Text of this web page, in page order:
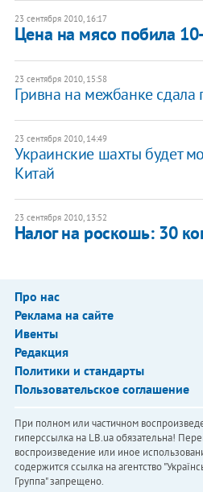
23 сентября 2010, 16:17
Цена на мясо побила
23 сентября 2010, 15:58
Гривна на межбанке сдала
23 сентября 2010, 14:49
Украинские шахты будет
Китай
23 сентября 2010, 13:52
Налог на роскошь: 30
Про нас
Реклама на сайте
Ивенты
Редакция
Политики и стандарты
Пользовательское соглашение
При полном или частичном
гиперссылка на LB.ua обязательна!
воспроизведение или иное
содержится ссылка на агентство
Группа" запрещено.